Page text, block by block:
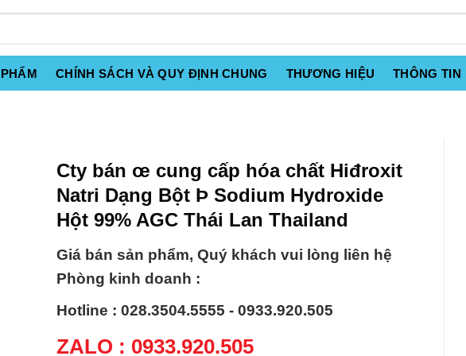
CHÍNH SÁCH VÀ QUY ĐỊNH CHUNG THƯƠNG HIỆU THÔNG TIN
Cty bán œ cung cấp hóa chất Hiđroxit
Natri Dạng Bột Þ Sodium Hydroxide
Hột 99% AGC Thái Lan Thailand
Giá bán sản phẩm, Quý khách vui lòng liên hệ
Phòng kinh doanh :
Hotline : 028.3504.5555 - 0933.920.505
ZALO : 0933.920.505